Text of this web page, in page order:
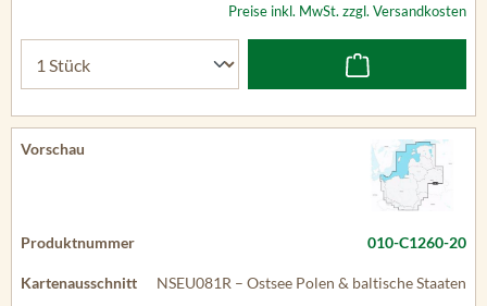
Preise inkl. MwSt. zzgl. Versandkosten
010-C1260-20
NSEU081R – Ostsee Polen & baltische Staaten